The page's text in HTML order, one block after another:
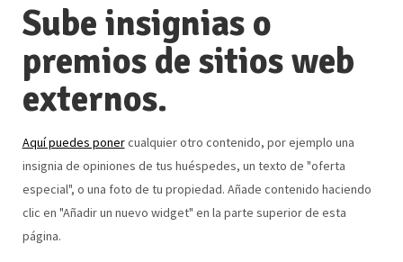
Sube insignias o
premios de sitios web
externos.
Aquí puedes ponercualquier otro contenido, por ejemplo una
insignia de opiniones de tus huéspedes, un texto de "oferta
especial", o una foto de tu propiedad. Añade contenido haciendo
clic en "Añadir un nuevo widget" en la parte superior de esta
página.